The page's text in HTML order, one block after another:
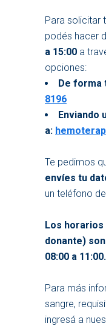
Para solicitar
podés hacer
a 15:00 a
opciones:
De forma
8196
Enviando
a:
Te pedimos
envíes tu
un teléfono
Los
donante)
08:00 a 11:00.
Para más
sangre,
ingresá a